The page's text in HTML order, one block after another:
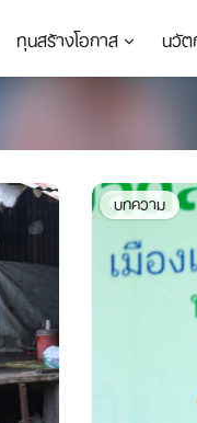
ทุนสร้างโอกาส นวั
บทความ